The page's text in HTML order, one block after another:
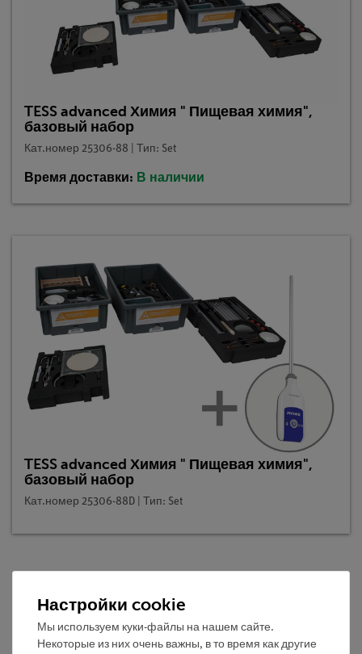
TESS advanced Химия " Пищевая химия",
базовый набор
Кат.номер 25306-88 | Тип: Set
Время доставки: В наличии
TESS advanced Химия " Пищевая химия",
базовый набор
Кат.номер 25306-88D | Тип: Set
Принцип
Настройки cookie
Мы используем куки-файлы на нашем сайте.
Некоторые из них очень важны, в то время как другие